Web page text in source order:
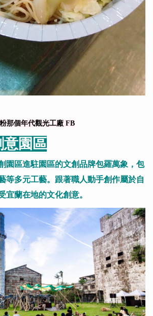
那個年代觀光工廠 FB
意園區
園區進駐園區的文創品牌包羅萬象，包
等多元工藝。跟著職人動手創作屬於自
宜蘭在地的文化創意。